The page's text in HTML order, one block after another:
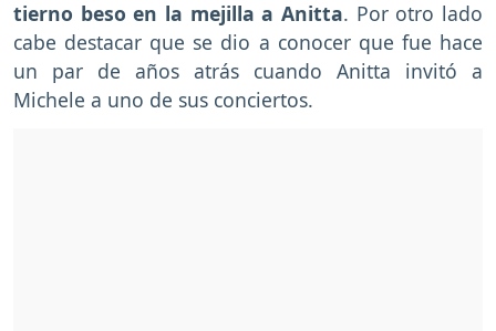
tierno beso en la mejilla a Anitta. Por otro lado
cabe destacar que se dio a conocer que fue hace
un par de años atrás cuando Anitta invitó a
Michele a uno de sus conciertos.